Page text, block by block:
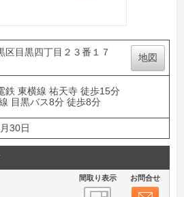
区目黒四丁目２３番１７
地図
鉄 東横線 祐天寺 徒歩15分
目黒バス8分 徒歩8分
30日
間取り表示 お問合せ